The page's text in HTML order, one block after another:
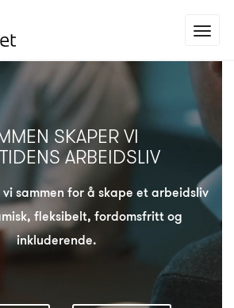
SKAPER VI
ARBEIDSLIV
sammen for å skape et arbeidsliv
fleksibelt, fordomsfritt og
inkluderende.